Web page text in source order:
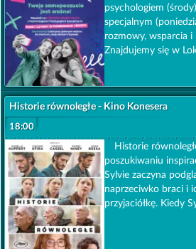
psychologiem
specjalnym
rozmowy, wsparcia
Znajdujemy się w
18:00
Historie równoległe - Kino Konesera
Historie
poszukiwaniu
Sylvie zaczyna
naprzeciwko braci i
przyjaciółkę. Kiedy